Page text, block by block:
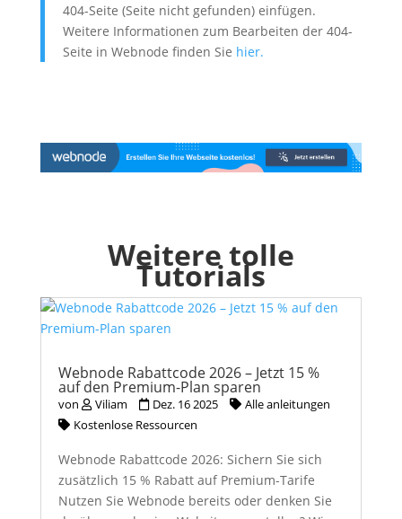
404-Seite (Seite nicht gefunden) einfügen.
Weitere Informationen zum Bearbeiten der 404-
Seite in Webnode finden Sie hier.
Weitere tolle
Tutorials
Webnode Rabattcode 2026 – Jetzt 15 %
auf den Premium-Plan sparen
von Viliam Dez. 16 2025
Alle anleitungen
Kostenlose Ressourcen
Webnode Rabattcode 2026: Sichern Sie sich
zusätzlich 15 % Rabatt auf Premium-Tarife
Nutzen Sie Webnode bereits oder denken Sie